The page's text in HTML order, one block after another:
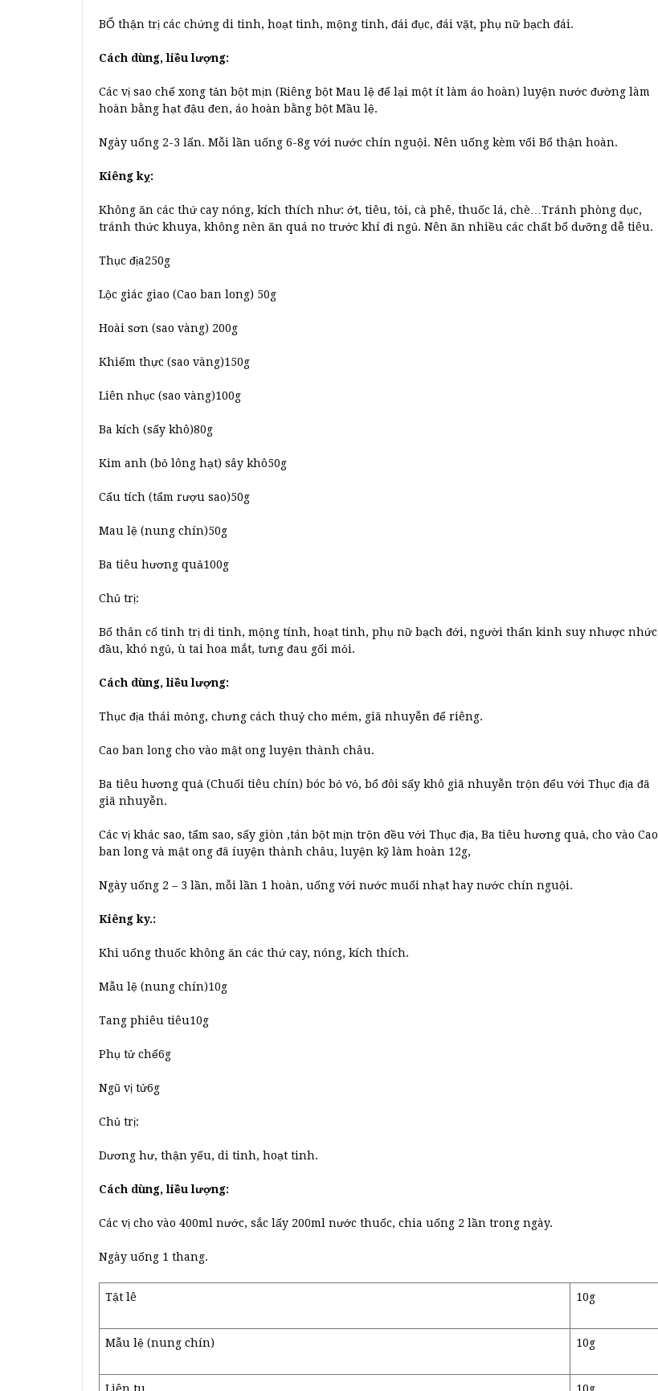
BỔ thận trị các chứng di tinh, hoạt tinh, mộng tinh, đái đục, đái vặt, phụ nữ bạch đái.
Cách dùng, liều lượng:
Các vị sao chế xong tản bột mịn (Riêng bột Mau lệ để lại một ít làm áo hoàn) luyện nước đường làm
hoàn bằng hạt đậu đen, áo hoàn bằng bột Mầu lệ.
Ngày uống 2-3 lấn. Mỗi lần uống 6-8g với nước chín nguội. Nên uống kèm vối Bổ thận hoàn.
Kiêng kỵ:
Không ăn các thứ cay nóng, kích thích như: ớt, tiêu, tỏi, cà phê, thuốc lá, chè…Tránh phòng dục,
tránh thức khuya, không nèn ăn quá no trước khí đi ngủ. Nên ăn nhiều các chất bổ dưỡng dễ tiêu.
Thục địa250g
Lộc giác giao (Cao ban long) 50g
Hoài sơn (sao vàng) 200g
Khiếm thực (sao vàng)150g
Liên nhục (sao vàng)100g
Ba kích (sấy khô)80g
Kim anh (bỏ lông hạt) sây khô50g
Cẩu tích (tẩm rượu sao)50g
Mau lệ (nung chín)50g
Ba tiêu hương quả100g
Chủ trị:
Bổ thân cố tinh trị di tinh, mộng tính, hoạt tinh, phụ nữ bạch đới, người thẩn kinh suy nhược nhức
đầu, khó ngủ, ù tai hoa mắt, tưng đau gối mỏi.
Cách dùng, liều lượng:
Thục địa thái mỏng, chưng cách thuỷ cho mém, giã nhuyễn để riêng.
Cao ban long cho vào mật ong luyện thành châu.
Ba tiêu hương quả (Chuối tiêu chín) bóc bỏ vỏ, bổ đôi sấy khô giã nhuyễn trộn đểu với Thục địa đã
giã nhuyễn.
Các vị khác sao, tẩm sao, sấy giòn ,tán bột mịn trộn đều với Thục địa, Ba tiêu hương quả, cho vào Cao
ban long và mật ong đã íuyện thành châu, luyện kỹ làm hoàn 12g,
Ngày uống 2 – 3 lần, mỗi lần 1 hoàn, uống với nước muối nhạt hay nước chín nguội.
Kiêng ky.:
Khi uống thuốc không ăn các thứ cay, nóng, kích thích.
Mẫu lệ (nung chín)10g
Tang phiêu tiêu10g
Phụ tử chế6g
Ngũ vị tử6g
Chủ trị:
Dương hư, thận yếu, di tinh, hoạt tinh.
Cách dùng, liều lượng:
Các vị cho vào 400ml nước, sắc lấy 200ml nước thuốc, chia uống 2 lần trong ngày.
Ngày uống 1 thang.
Tật lê 10g
Mẫu lệ (nung chín) 10g